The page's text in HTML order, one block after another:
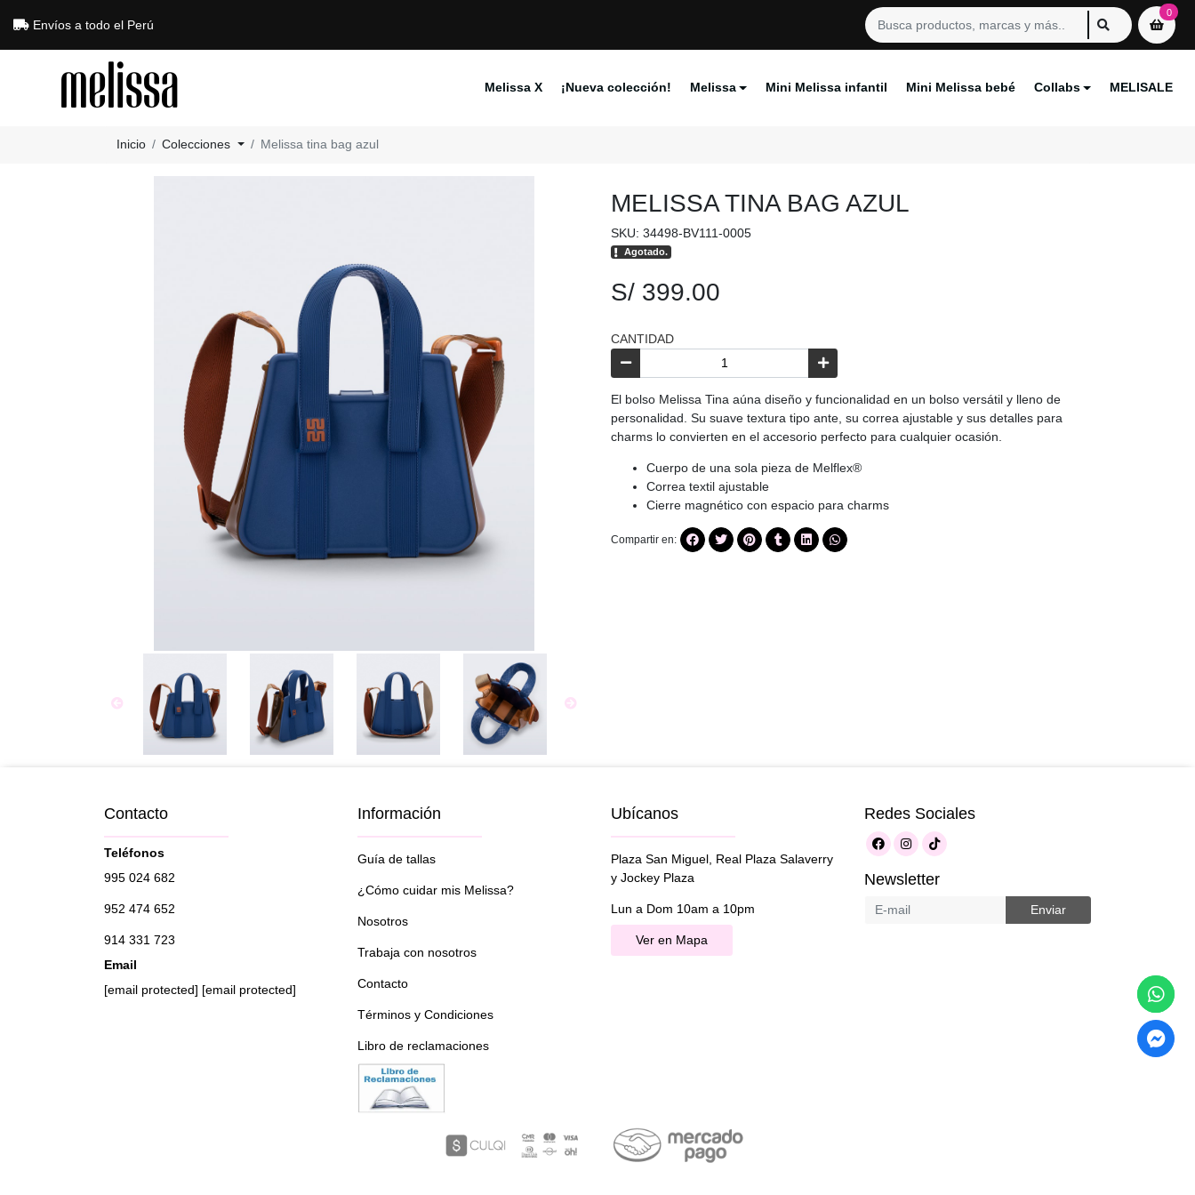
Envíos a todo el Perú
0
Melissa X ¡Nueva colección! Melissa Mini Melissa infantil Mini Melissa bebé Collabs MELISALE
Inicio Colecciones Melissa tina bag azul
MELISSA TINA BAG AZUL
SKU: 34498-BV111-0005
Agotado.
S/ 399.00
CANTIDAD
El bolso Melissa Tina aúna diseño y funcionalidad en un bolso versátil y lleno de
personalidad. Su suave textura tipo ante, su correa ajustable y sus detalles para
charms lo convierten en el accesorio perfecto para cualquier ocasión.
Cuerpo de una sola pieza de Melflex®
Correa textil ajustable
Cierre magnético con espacio para charms
Compartir en:
Contacto
Teléfonos
995 024 682
952 474 652
914 331 723
Email
[email protected] [email protected]
Información
Guía de tallas
¿Cómo cuidar mis Melissa?
Nosotros
Trabaja con nosotros
Contacto
Términos y Condiciones
Libro de reclamaciones
Ubícanos
Plaza San Miguel, Real Plaza Salaverry
y Jockey Plaza
Lun a Dom 10am a 10pm
Ver en Mapa
Redes Sociales
Newsletter
Enviar